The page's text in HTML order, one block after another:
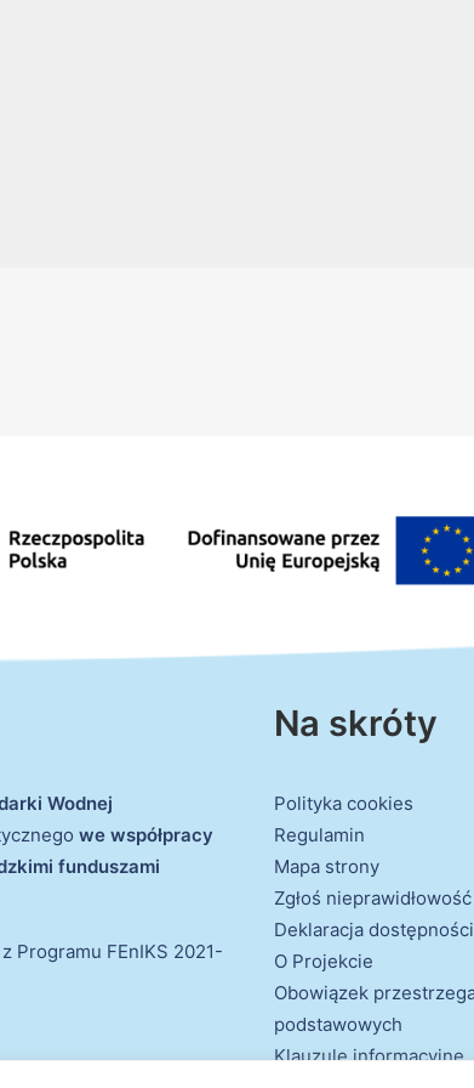
Wodnej
we współpracy
funduszami
Programu FEnIKS 2021-
Na skróty
Polityka cookies
Regulamin
Mapa strony
Zgłoś nieprawidłowość
Deklaracja dostępności
O Projekcie
Obowiązek
podstawowych
Klauzule informacyjne